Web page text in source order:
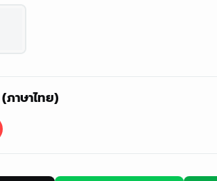
ภาษาไทย)